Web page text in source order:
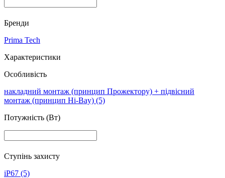
Бренди
Prima Tech
Характеристики
Особливість
накладний монтаж (принцип Прожектору) + підвісний
монтаж (принцип Hi-Bay) (5)
Потужність (Вт)
Ступінь захисту
iP67 (5)